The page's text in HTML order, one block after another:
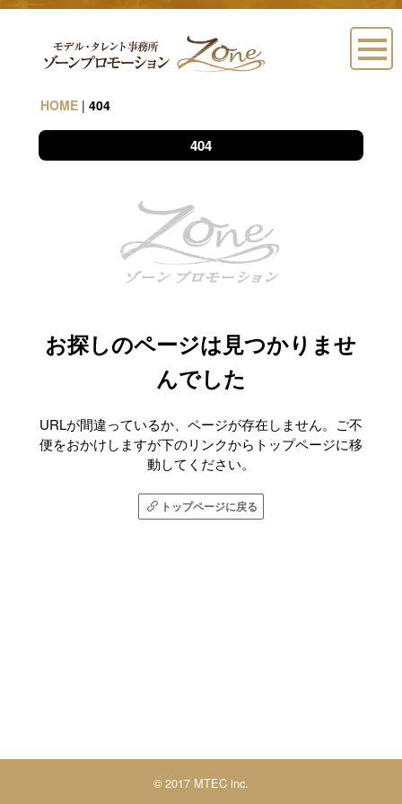
HOME| 404
404
お探しのページは見つかりませ
んでした
URLが間違っているか、ページが存在しません。ご不
便をおかけしますが下のリンクからトップページに移
動してください。
トップページに戻る
© 2017 MTEC inc.